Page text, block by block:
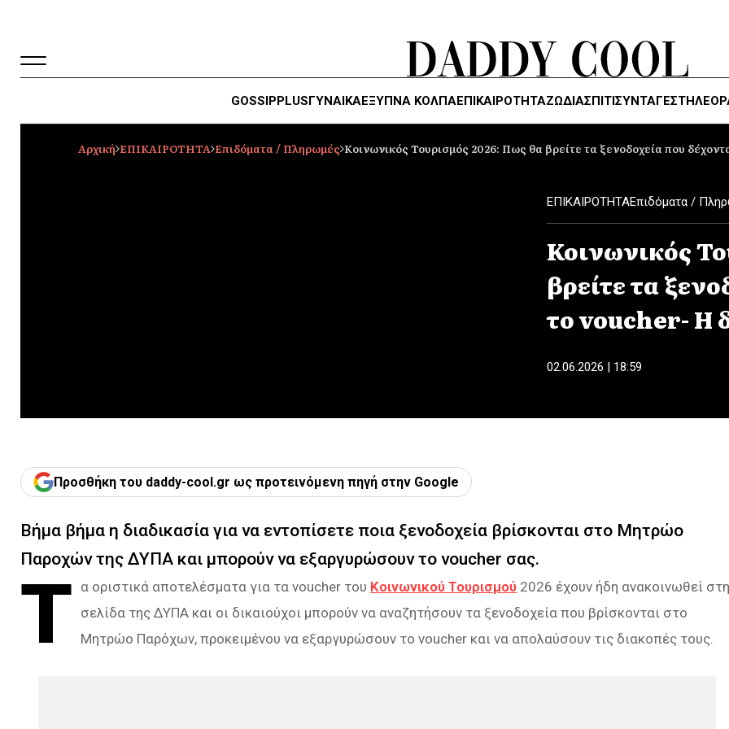
GOSSIPPLUSΓΥΝΑΙΚΑΈΞΥΠΝΑ ΚΌΛΠΑΕΠΙΚΑΙΡΟΤΗΤΑΖΏΔΙΑΣΠΙΤΙΣΥΝΤΑΓΕΣ
Αρχική ΕΠΙΚΑΙΡΟΤΗΤΑ Επιδόματα / Πληρωμές Κοινωνικός Τουρισμός 2026: Πως θα βρείτε τα ξενοδοχεία που
ΕΠΙΚΑΙΡΟΤΗΤΑΕπιδόματα /
Κοινωνικός
βρείτε τα
το voucher- Η
02.06.2026 | 18:59
Προσθήκη του daddy-cool.gr ως προτεινόμενη πηγή στην Google
Βήμα βήμα η διαδικασία για να εντοπίσετε ποια ξενοδοχεία βρίσκονται στο Μητρώο
Παροχών της ΔΥΠΑ και μπορούν να εξαργυρώσουν το voucher σας.
Τ α οριστικά αποτελέσματα για τα voucher του Κοινωνικού Τουρισμού 2026 έχουν ήδη ανακοινωθεί
σελίδα της ΔΥΠΑ και οι δικαιούχοι μπορούν να αναζητήσουν τα ξενοδοχεία που βρίσκονται στο
Μητρώο Παρόχων, προκειμένου να εξαργυρώσουν το voucher και να απολαύσουν τις διακοπές τους.